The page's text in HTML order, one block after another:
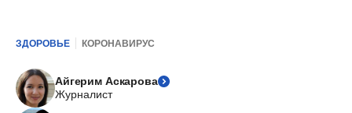
ЗДОРОВЬЕ КОРОНАВИРУС
Айгерим Аскарова
Журналист